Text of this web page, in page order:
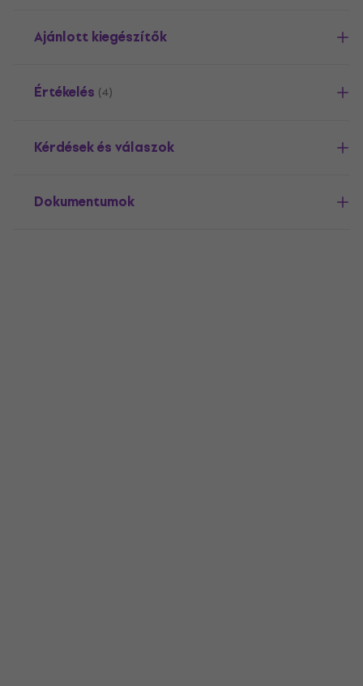
Ajánlott kiegészítők
Értékelés (4)
Kérdések és válaszok
Dokumentumok